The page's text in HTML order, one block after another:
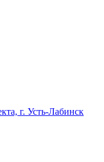
г. Усть-Лабинск